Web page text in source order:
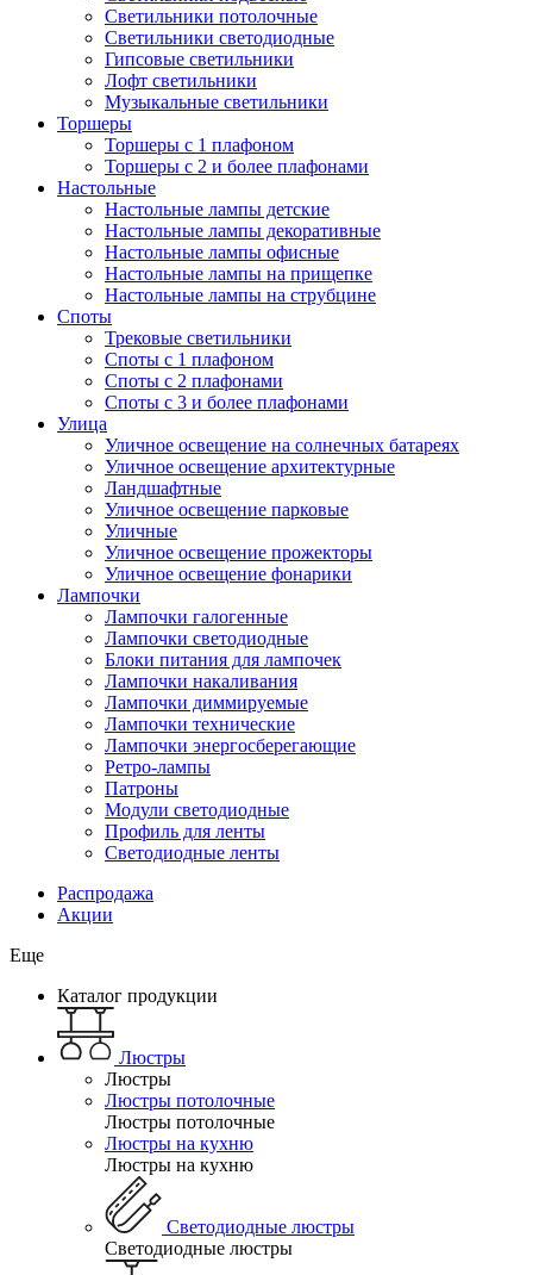
Светильники потолочные
Светильники светодиодные
Гипсовые светильники
Лофт светильники
Музыкальные светильники
Торшеры
Торшеры с 1 плафоном
Торшеры с 2 и более плафонами
Настольные
Настольные лампы детские
Настольные лампы декоративные
Настольные лампы офисные
Настольные лампы на прищепке
Настольные лампы на струбцине
Споты
Трековые светильники
Споты с 1 плафоном
Споты с 2 плафонами
Споты с 3 и более плафонами
Улица
Уличное освещение на солнечных батареях
Уличное освещение архитектурные
Ландшафтные
Уличное освещение парковые
Уличные
Уличное освещение прожекторы
Уличное освещение фонарики
Лампочки
Лампочки галогенные
Лампочки светодиодные
Блоки питания для лампочек
Лампочки накаливания
Лампочки диммируемые
Лампочки технические
Лампочки энергосберегающие
Ретро-лампы
Патроны
Модули светодиодные
Профиль для ленты
Светодиодные ленты
Распродажа
Акции
Еще
Каталог продукции
Люстры
Люстры
Люстры потолочные
Люстры потолочные
Люстры на кухню
Люстры на кухню
Светодиодные люстры
Светодиодные люстры